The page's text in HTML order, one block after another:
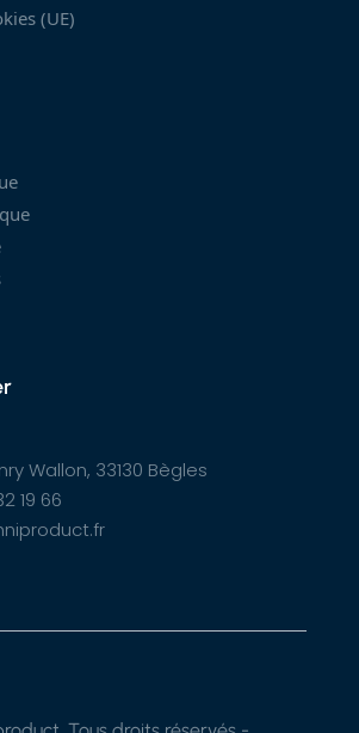
(UE)
Wallon, 33130 Bègles
19 66